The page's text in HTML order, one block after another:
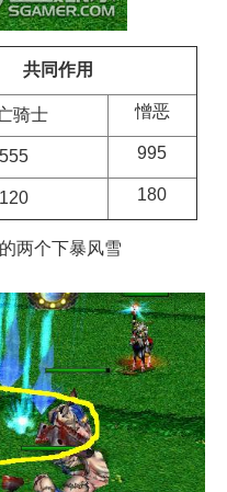
共同作用
骑士 憎恶
555 995
120 180
两个下暴风雪